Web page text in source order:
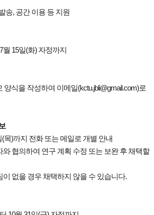
송, 공간 이용 등 지원
월 15일(화) 자정까지
양식을 작성하여 이메일(kctu.jbli@gmail.com)로
목)까지 전화 또는 메일로 개별 안내
협의하여 연구 계획 수정 또는 보완 후 채택할
없을 경우 채택하지 않을 수 있습니다.